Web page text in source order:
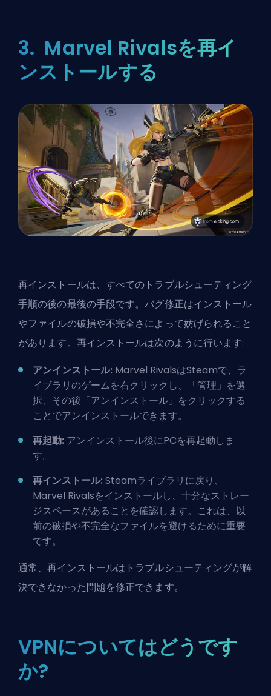
3. Marvel Rivalsを再イ
ンストールする
再インストールは、すべてのトラブルシューティング
手順の後の最後の手段です。バグ修正はインストール
やファイルの破損や不完全さによって妨げられること
があります。再インストールは次のように行います:
アンインストール: Marvel RivalsはSteamで、ラ
イブラリのゲームを右クリックし、「管理」を選
択、その後「アンインストール」をクリックする
ことでアンインストールできます。
再起動: アンインストール後にPCを再起動しま
す。
再インストール:Steamライブラリに戻り、
Marvel Rivalsをインストールし、十分なストレー
ジスペースがあることを確認します。これは、以
前の破損や不完全なファイルを避けるために重要
です。
通常、再インストールはトラブルシューティングが解
決できなかった問題を修正できます。
VPNについてはどうです
か?